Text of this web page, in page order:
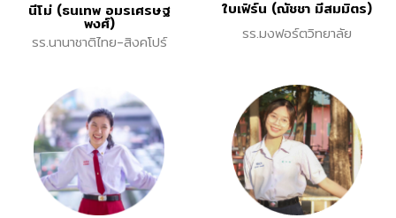
นีโม่ (ธนเทพ อมรเศรษฐ
พงศ์)
รร.นานาชาติไทย-สิงคโปร์
ใบเฟิร์น (ณัชชา มีสมมิตร)
รร.มงฟอร์ตวิทยาลัย